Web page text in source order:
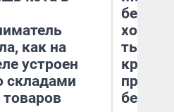
как на
устроен
складами
хотела
тысяч,